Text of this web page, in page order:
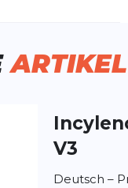
ARTIKEL
V3
Deutsch –